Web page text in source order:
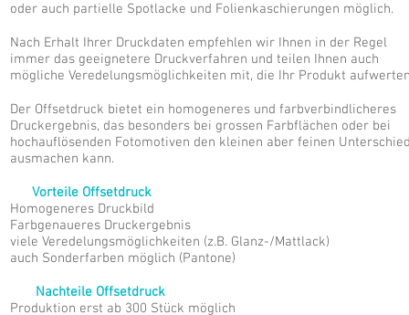
oder auch partielle Spotlacke und Folienkaschierungen möglich.
Nach Erhalt Ihrer Druckdaten empfehlen wir Ihnen in der Regel
immer das geeignetere Druckverfahren und teilen Ihnen auch
mögliche Veredelungsmöglichkeiten mit, die Ihr Produkt
Der Offsetdruck bietet ein homogeneres und farbverbindlicheres
Druckergebnis, das besonders bei grossen Farbflächen oder bei
hochauflösenden Fotomotiven den kleinen aber feinen
ausmachen kann.
Vorteile Offsetdruck
Homogeneres Druckbild
Farbgenaueres Druckergebnis
viele Veredelungsmöglichkeiten (z.B. Glanz-/Mattlack)
auch Sonderfarben möglich (Pantone)
Nachteile Offsetdruck
Produktion erst ab 300 Stück möglich